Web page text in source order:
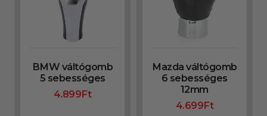
BMW váltógomb
5 sebességes
4.899Ft
Mazda váltógomb
6 sebességes
12mm
4.699Ft